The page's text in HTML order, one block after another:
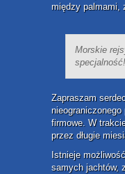
między palmami,
Morskie
specjalność!
Zapraszam
nieograniczonego
firmowe. W
przez długie
Istnieje
samych jachtów,